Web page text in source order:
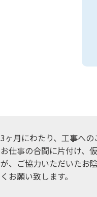
3ヶ月にわたり、工事への
お仕事の合間に片付け、
が、ご協力いただいたお
くお願い致します。